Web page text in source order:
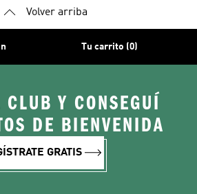
Volver arriba
Tu carrito (0)
Y CONSEGUÍ
DE BIENVENIDA
GRATIS